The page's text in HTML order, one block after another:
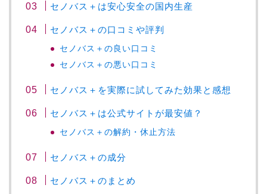
セノバス＋は安心安全の国内生産
セノバス＋の口コミや評判
セノバス＋の良い口コミ
セノバス＋の悪い口コミ
セノバス＋を実際に試してみた効果と感想
セノバス＋は公式サイトが最安値？
セノバス＋の解約・休止方法
セノバス＋の成分
セノバス＋のまとめ